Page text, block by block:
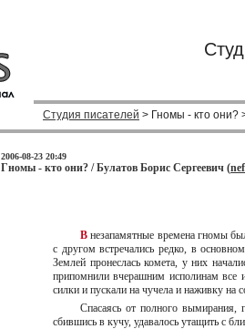
Студия писателей > Гномы - кто они?
2006-08-23 20:49
Гномы - кто они? / Булатов Борис Сергеевич (
В незапамятные времена гномы
с другом встречались редко, в
Землей пронеслась комета, у них
припомнили вчерашним исполинам все
силки и пускали на чучела и наживку на
Спасаясь от полного вымирания,
сбившись в кучу, удавалось утащить с